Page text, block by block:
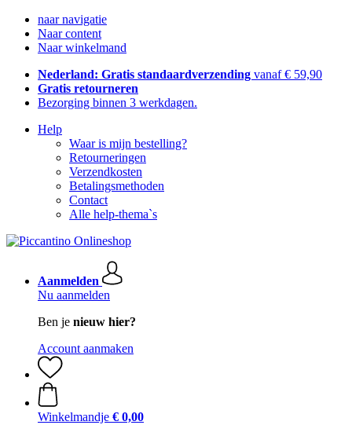
naar navigatie
Naar content
Naar winkelmand
Nederland: Gratis standaardverzending vanaf € 59,90
Gratis retourneren
Bezorging binnen 3 werkdagen.
Help
Waar is mijn bestelling?
Retourneringen
Verzendkosten
Betalingsmethoden
Contact
Alle help-thema`s
Aanmelden
Nu aanmelden
Ben je nieuw hier?
Account aanmaken
Winkelmandje € 0,00